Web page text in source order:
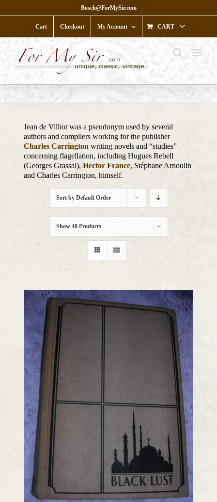
to
Bosch@ForMySir.com
Cart Checkout My Account CART
Jean de Villiot was a pseudonym used by several
authors and compilers working for the publisher
Charles Carrington writing novels and “studies”
concerning flagellation, including Hugues Rebell
(Georges Grassal),Hector France, Stéphane Arnoulin
and Charles Carrington, himself.
Sort by Default Order
Show 40 Products